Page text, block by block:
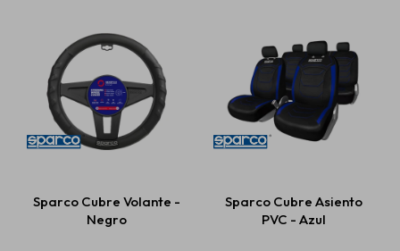
Sparco Cubre Volante -
Negro
Sparco Cubre Asiento
PVC - Azul